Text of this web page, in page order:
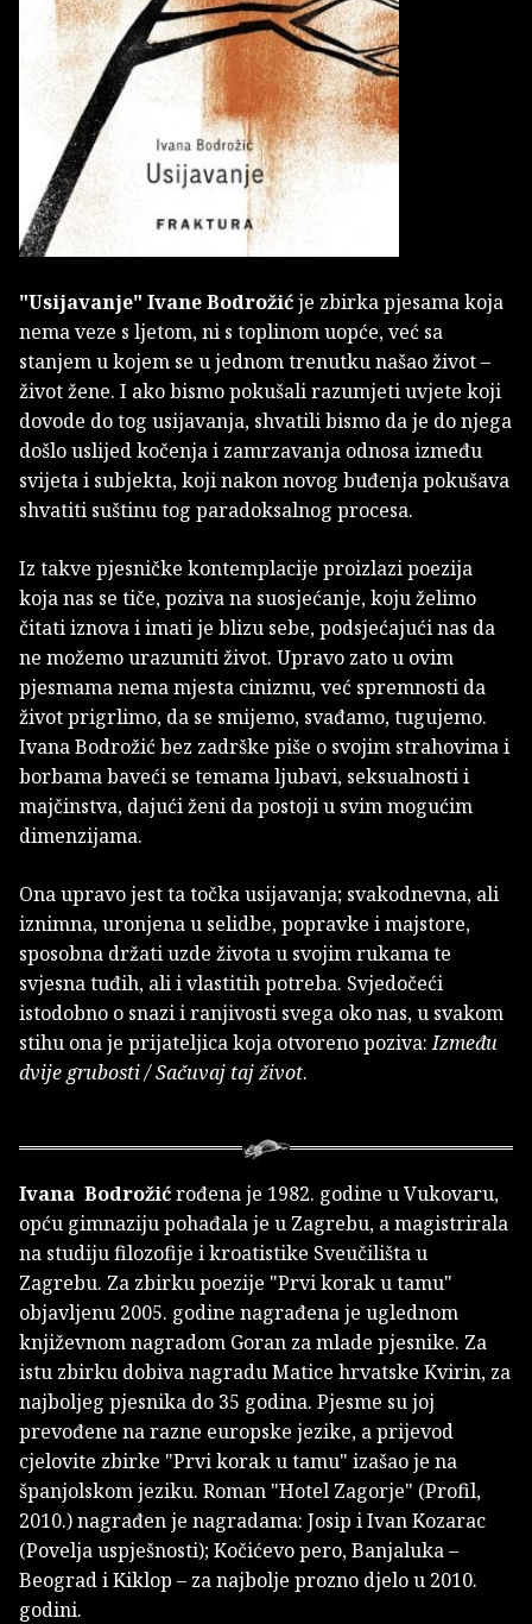
"Usijavanje" Ivane Bodrožićje zbirka pjesama koja
nema veze s ljetom, ni s toplinom uopće, već sa
stanjem u kojem se u jednom trenutku našao život –
život žene. I ako bismo pokušali razumjeti uvjete koji
dovode do tog usijavanja, shvatili bismo da je do njega
došlo uslijed kočenja i zamrzavanja odnosa između
svijeta i subjekta, koji nakon novog buđenja pokušava
shvatiti suštinu tog paradoksalnog procesa.
Iz takve pjesničke kontemplacije proizlazi poezija
koja nas se tiče, poziva na suosjećanje, koju želimo
čitati iznova i imati je blizu sebe, podsjećajući nas da
ne možemo urazumiti život. Upravo zato u ovim
pjesmama nema mjesta cinizmu, već spremnosti da
život prigrlimo, da se smijemo, svađamo, tugujemo.
Ivana Bodrožić bez zadrške piše o svojim strahovima i
borbama baveći se temama ljubavi, seksualnosti i
majčinstva, dajući ženi da postoji u svim mogućim
dimenzijama.
Ona upravo jest ta točka usijavanja; svakodnevna, ali
iznimna, uronjena u selidbe, popravke i majstore,
sposobna držati uzde života u svojim rukama te
svjesna tuđih, ali i vlastitih potreba. Svjedočeći
istodobno o snazi i ranjivosti svega oko nas, u svakom
stihu ona je prijateljica koja otvoreno poziva:Između
dvije grubosti / Sačuvaj taj život.
Ivana Bodrožićrođena je 1982. godine u Vukovaru,
opću gimnaziju pohađala je u Zagrebu, a magistrirala
na studiju filozofije i kroatistike Sveučilišta u
Zagrebu. Za zbirku poezije "Prvi korak u tamu"
objavljenu 2005. godine nagrađena je uglednom
književnom nagradom Goran za mlade pjesnike. Za
istu zbirku dobiva nagradu Matice hrvatske Kvirin, za
najboljeg pjesnika do 35 godina. Pjesme su joj
prevođene na razne europske jezike, a prijevod
cjelovite zbirke "Prvi korak u tamu" izašao je na
španjolskom jeziku. Roman "Hotel Zagorje" (Profil,
2010.) nagrađen je nagradama: Josip i Ivan Kozarac
(Povelja uspješnosti); Kočićevo pero, Banjaluka –
Beograd i Kiklop – za najbolje prozno djelo u 2010.
godini.